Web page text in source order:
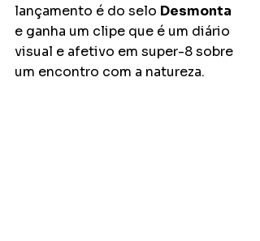
lançamento é do selo Desmonta
e ganha um clipe que é um diário
visual e afetivo em super-8 sobre
um encontro com a natureza.